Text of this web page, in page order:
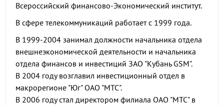
Всероссийский финансово-Экономический институт.
В сфере телекоммуникаций работает с 1999 года.
В 1999-2004 занимал должности начальника отдела
внешнеэкономической деятельности и начальника
отдела финансов и инвестиций ЗАО "Кубань GSM".
В 2004 году возглавил инвестиционный отдел в
макрорегионе "Юг" ОАО "МТС".
В 2006 году стал директором филиала ОАО "МТС" в